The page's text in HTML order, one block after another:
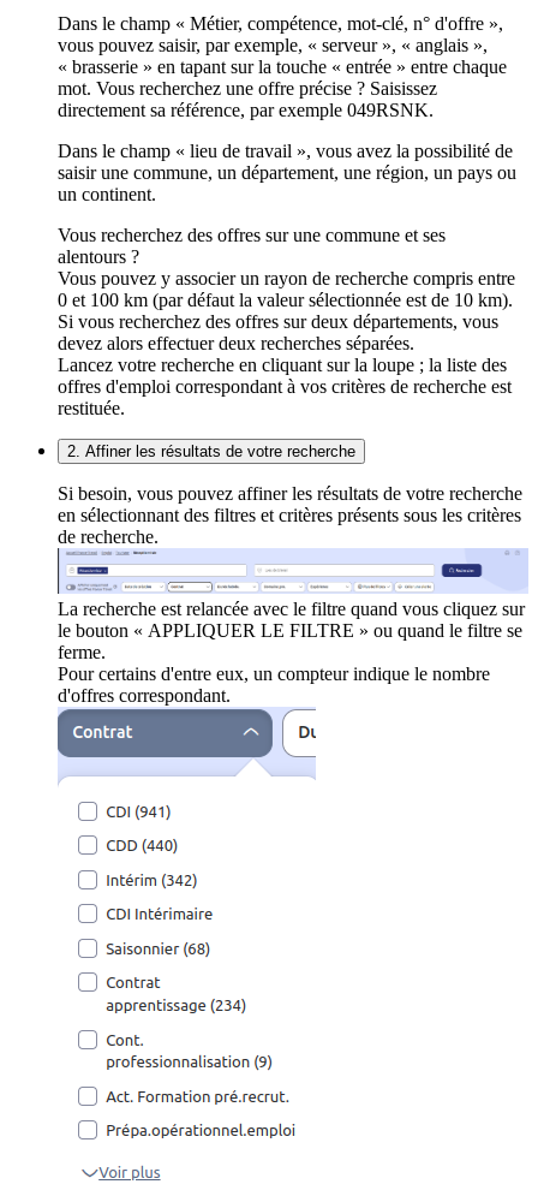
Dans le champ « Métier, compétence, mot-clé, n° d'offre »,
vous pouvez saisir, par exemple, « serveur », « anglais »,
« brasserie » en tapant sur la touche « entrée » entre chaque
mot. Vous recherchez une offre précise ? Saisissez
directement sa référence, par exemple 049RSNK.
Dans le champ « lieu de travail », vous avez la possibilité de
saisir une commune, un département, une région, un pays ou
un continent.
Vous recherchez des offres sur une commune et ses
alentours ?
Vous pouvez y associer un rayon de recherche compris entre
0 et 100 km (par défaut la valeur sélectionnée est de 10 km).
Si vous recherchez des offres sur deux départements, vous
devez alors effectuer deux recherches séparées.
Lancez votre recherche en cliquant sur la loupe ; la liste des
offres d'emploi correspondant à vos critères de recherche est
restituée.
2. Affiner les résultats de votre recherche
Si besoin, vous pouvez affiner les résultats de votre recherche
en sélectionnant des filtres et critères présents sous les critères
de recherche.
La recherche est relancée avec le filtre quand vous cliquez sur
le bouton « APPLIQUER LE FILTRE » ou quand le filtre se
ferme.
Pour certains d'entre eux, un compteur indique le nombre
d'offres correspondant.